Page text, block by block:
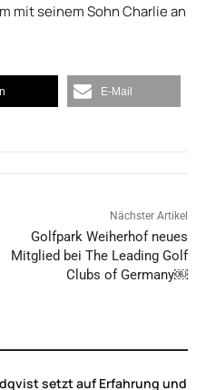
mit seinem Sohn Charlie an
E-Mail
Nächster Artikel
Golfpark Weiherhof neues
Mitglied bei The Leading Golf
Clubs of Germany￼
setzt auf Erfahrung und